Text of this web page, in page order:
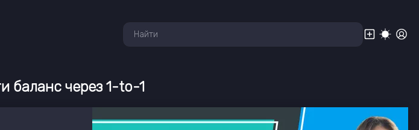
баланс через 1-to-1